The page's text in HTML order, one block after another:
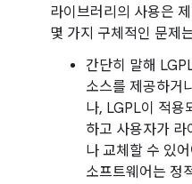
라이브러리의 사용은
몇 가지 구체적인 문제
간단히 말해
소스를 제공하거
나, LGPL이 적용
하고 사용자가 라
나 교체할 수 있
소프트웨어는 정